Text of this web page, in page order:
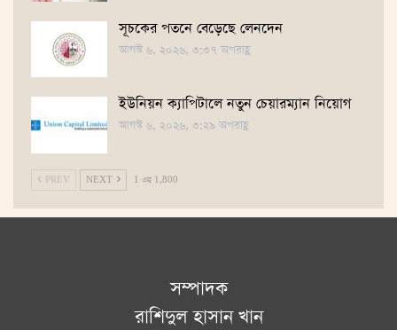
সূচকের পতনে বেড়েছে লেনদেন
আগস্ট ৬, ২০২৬, ৩:৩৭ অপরাহ্ণ
ইউনিয়ন ক্যাপিটালে নতুন চেয়ারম্যান নিয়োগ
আগস্ট ৬, ২০২৬, ৩:২৯ অপরাহ্ণ
PREV NEXT 1 এর 1,800
সম্পাদক
রাশিদুল হাসান খান